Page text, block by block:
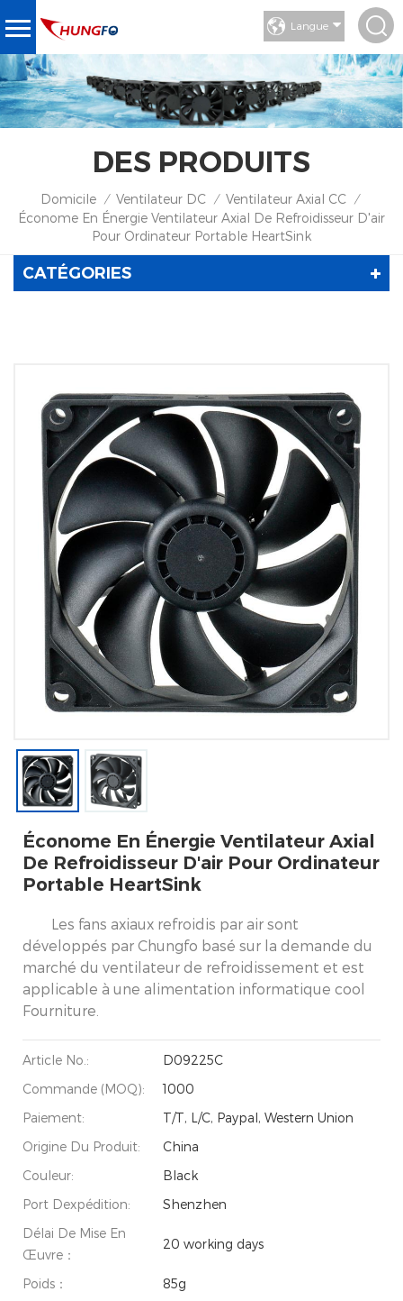
Langue
DES PRODUITS
Domicile / Ventilateur DC / Ventilateur Axial CC /
Économe En Énergie Ventilateur Axial De Refroidisseur D'air
Pour Ordinateur Portable HeartSink
CATÉGORIES
Économe En Énergie Ventilateur Axial
De Refroidisseur D'air Pour Ordinateur
Portable HeartSink
Les fans axiaux refroidis par air sont
développés par Chungfo basé sur la demande du
marché du ventilateur de refroidissement et est
applicable à une alimentation informatique cool
Fourniture.
Article No.:
D09225C
Commande (MOQ):
1000
Paiement:
T/T, L/C, Paypal, Western Union
Origine Du Produit:
China
Couleur:
Black
Port Dexpédition:
Shenzhen
Délai De Mise En
Œuvre：
20 working days
Poids： 85g